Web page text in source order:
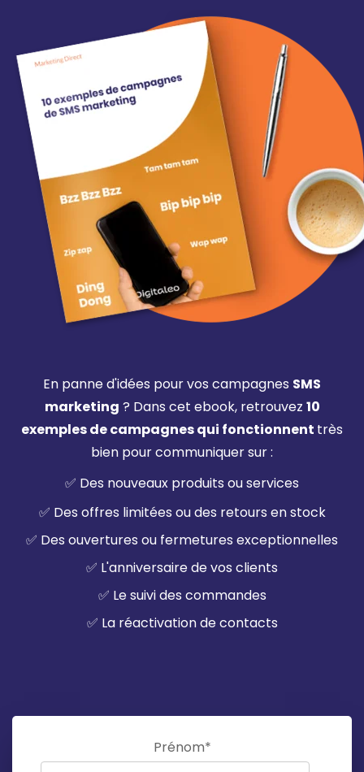
En panne d'idées pour vos campagnes SMS
marketing ? Dans cet ebook, retrouvez 10
exemples de campagnes qui fonctionnent très
bien pour communiquer sur:
✅ Des nouveaux produits ou services
✅ Des offres limitées ou des retours en stock
✅ Des ouvertures ou fermetures exceptionnelles
✅ L'anniversaire de vos clients
✅ Le suivi des commandes
✅ La réactivation de contacts
Prénom*